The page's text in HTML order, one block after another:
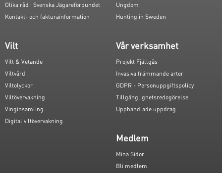
Olika råd i Svenska Jägareförbundet
Kontakt- och fakturainformation
Ungdom
Hunting in Sweden
Vilt
Vilt & Vetande
Viltvård
Viltolyckor
Viltövervakning
Vinginsamling
Digital viltövervakning
Vår verksamhet
Projekt Fjällgås
Invasiva främmande arter
GDPR - Personuppgiftspolicy
Tillgänglighetsredogörelse
Upphandlade uppdrag
Medlem
Mina Sidor
Bli medlem